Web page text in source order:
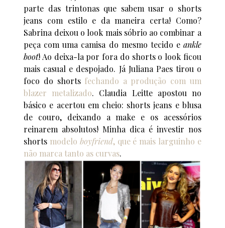
parte das trintonas que sabem usar o shorts
jeans com estilo e da maneira certa! Como?
Sabrina deixou o look mais sóbrio ao combinar a
peça com uma camisa do mesmo tecido e ankle
boot! Ao deixa-la por fora do shorts o look ficou
mais casual e despojado. Já Juliana Paes tirou o
foco do shorts fechando a produção com um
blazer metalizado. Claudia Leitte apostou no
básico e acertou em cheio: shorts jeans e blusa
de couro, deixando a make e os acessórios
reinarem absolutos! Minha dica é investir nos
shorts modelo boyfriend, que é mais larguinho e
não marca tanto as curvas.